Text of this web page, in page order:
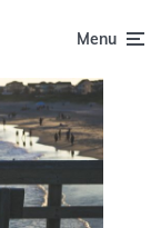
Menu